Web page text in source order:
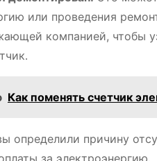
или проведения
компанией, чтобы
Как поменять счетчик
определили причину
за электроэнергию․